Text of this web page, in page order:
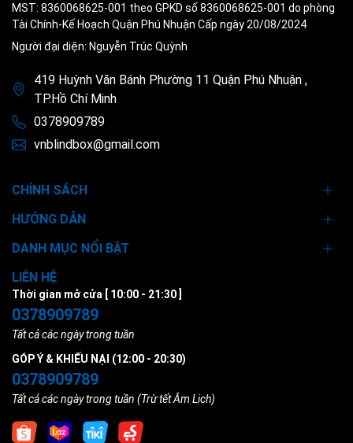
MST: 8360068625-001 theo GPKD số 8360068625-001 do phòng
Tài Chính-Kế Hoạch Quận Phú Nhuận Cấp ngày 20/08/2024
Người đại diện: Nguyễn Trúc Quỳnh
419 Huỳnh Văn Bánh Phường 11 Quận Phú Nhuận ,
TP.Hồ Chí Minh
0378909789
vnblindbox@gmail.com
CHÍNH SÁCH
HƯỚNG DẪN
DANH MỤC NỔI BẬT
LIÊN HỆ
Thời gian mở cửa [ 10:00 - 21:30 ]
0378909789
Tất cả các ngày trong tuần
GÓP Ý & KHIẾU NẠI (12:00 - 20:30)
0378909789
Tất cả các ngày trong tuần (Trừ tết Âm Lịch)